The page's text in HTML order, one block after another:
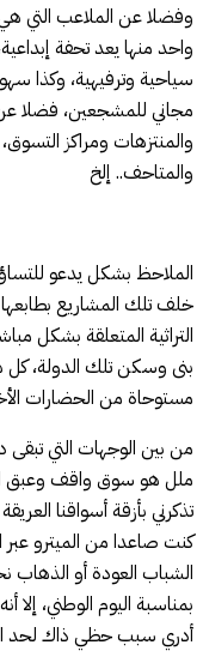
واحد منها يعد تحفة
سياحية وترفيهية، وكذا
مجاني للمشجعين، فضلا عن
والمنتزهات ومراكز
والمتاحف.. إلخ
الملاحظ بشكل يدعو
خلف تلك المشاريع
التراثية المتعلقة بشكل
بنى وسكن تلك الدولة، كل
مستوحاة من الحضارات
من بين الوجهات التي تبقى
ملل هو سوق واقف وعبق
تذكرني بأزقة أسواقنا
كنت صاعدا من الميترو عبر
الشباب العودة أو
بمناسبة اليوم الوطني،
أدري سبب حظي ذاك لحد